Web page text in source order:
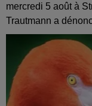
mercredi 5 août à
Trautmann a